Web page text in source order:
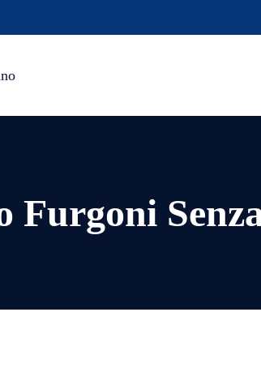
Furgoni